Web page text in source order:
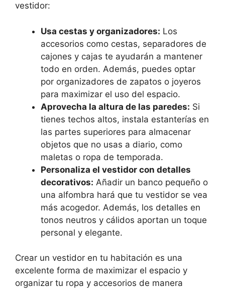
vestidor:
Usa cestas y organizadores: Los
accesorios como cestas, separadores de
cajones y cajas te ayudarán a mantener
todo en orden. Además, puedes optar
por organizadores de zapatos o joyeros
para maximizar el uso del espacio.
Aprovecha la altura de las paredes: Si
tienes techos altos, instala estanterías en
las partes superiores para almacenar
objetos que no usas a diario, como
maletas o ropa de temporada.
Personaliza el vestidor con detalles
decorativos: Añadir un banco pequeño o
una alfombra hará que tu vestidor se vea
más acogedor. Además, los detalles en
tonos neutros y cálidos aportan un toque
personal y elegante.
Crear un vestidor en tu habitación es una
excelente forma de maximizar el espacio y
organizar tu ropa y accesorios de manera